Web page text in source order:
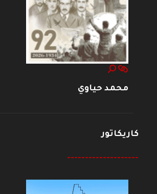
محمد حياوي
كاريكاتور
--------------------